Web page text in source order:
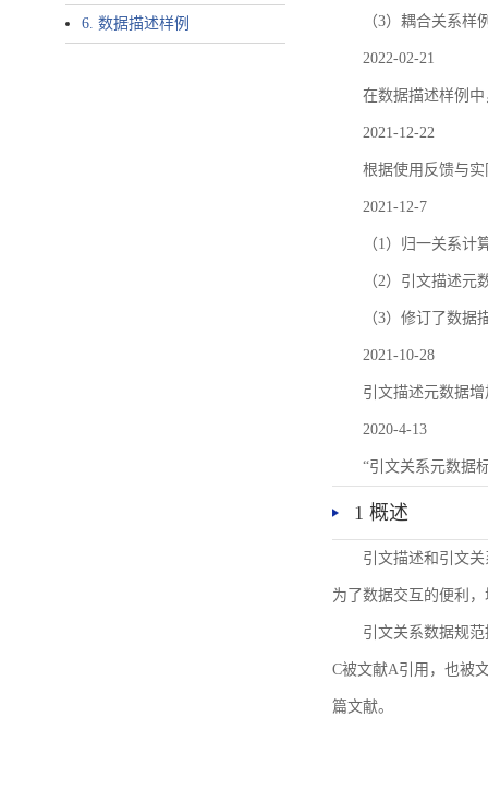
6. 数据描述样例 （3）耦合关系
2022-02-21
在数据描述样例
2021-12-22
根据使用反馈与
2021-12-7
（1）归一关系
（2）引文描述元
（3）修订了数据
2021-10-28
引文描述元数据增
2020-4-13
“引文关系元数据
1 概述
引文描述和引文
为了数据交互的便利
引文关系数据规
C被文献A引用，也被
篇文献。